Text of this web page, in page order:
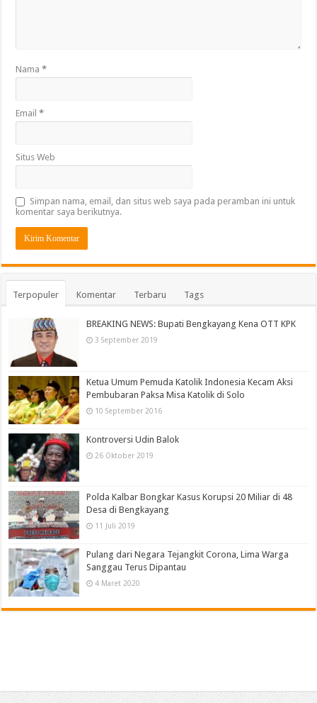
Nama*
Email*
Situs Web
Simpan nama, email, dan situs web saya pada peramban ini untuk
komentar saya berikutnya.
Terpopuler Komentar Terbaru Tags
BREAKING NEWS: Bupati Bengkayang Kena OTT KPK
3 September 2019
Ketua Umum Pemuda Katolik Indonesia Kecam Aksi
Pembubaran Paksa Misa Katolik di Solo
10 September 2016
Kontroversi Udin Balok
26 Oktober 2019
Polda Kalbar Bongkar Kasus Korupsi 20 Miliar di 48
Desa di Bengkayang
11 Juli 2019
Pulang dari Negara Tejangkit Corona, Lima Warga
Sanggau Terus Dipantau
4 Maret 2020